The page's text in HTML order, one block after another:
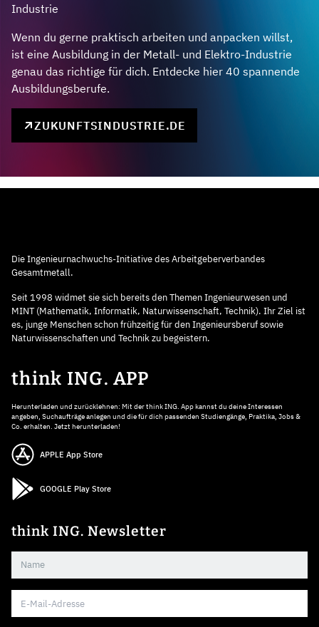
Industrie
Wenn du gerne praktisch arbeiten und anpacken willst,
ist eine Ausbildung in der Metall- und Elektro-Industrie
genau das richtige für dich. Entdecke hier 40 spannende
Ausbildungsberufe.
ZUKUNFTSINDUSTRIE.DE
Die Ingenieurnachwuchs-Initiative des Arbeitgeberverbandes
Gesamtmetall.
Seit 1998 widmet sie sich bereits den Themen Ingenieurwesen und
MINT (Mathematik, Informatik, Naturwissenschaft, Technik). Ihr Ziel ist
es, junge Menschen schon frühzeitig für den Ingenieursberuf sowie
Naturwissenschaften und Technik zu begeistern.
think ING. APP
Herunterladen und zurücklehnen: Mit der think ING. App kannst du deine Interessen
angeben, Suchaufträge anlegen und die für dich passenden Studiengänge, Praktika, Jobs &
Co. erhalten. Jetzt herunterladen!
APPLE App Store
GOOGLE Play Store
think ING. Newsletter